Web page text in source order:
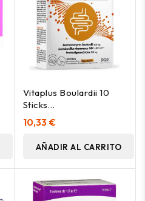
Vitaplus Boulardii 10
Sticks
Bucodispersables
10,33 €
AÑADIR AL CARRITO